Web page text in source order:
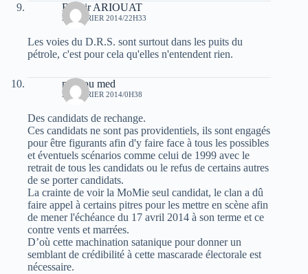
Bachir ARIOUAT
27 FÉVRIER 2014/22H33
Les voies du D.R.S. sont surtout dans les puits du
pétrole, c'est pour cela qu'elles n'entendent rien.
mahiou med
28 FÉVRIER 2014/0H38
Des candidats de rechange.
Ces candidats ne sont pas providentiels, ils sont engagés
pour être figurants afin d'y faire face à tous les possibles
et éventuels scénarios comme celui de 1999 avec le
retrait de tous les candidats ou le refus de certains autres
de se porter candidats.
La crainte de voir la MoMie seul candidat, le clan a dû
faire appel à certains pitres pour les mettre en scène afin
de mener l'échéance du 17 avril 2014 à son terme et ce
contre vents et marrées.
D’où cette machination satanique pour donner un
semblant de crédibilité à cette mascarade électorale est
nécessaire.